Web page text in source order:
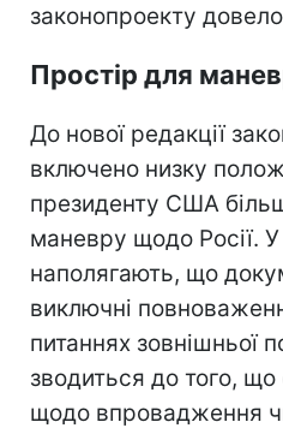
законопроекту
Простір для
До нової редакції
включено низку
президенту США
маневру щодо Росії.
наполягають, що
виключні
питаннях зовнішньої
зводиться до того,
щодо впровадження